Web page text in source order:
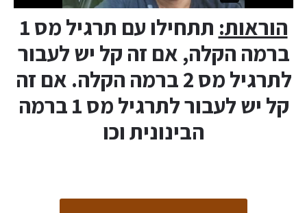
הוראות:
תתחילו עם תרגיל מס 1
ברמה הקלה, אם זה קל יש לעבור
לתרגיל מס 2 ברמה הקלה.
אם זה
קל יש לעבור לתרגיל מס 1 ברמה
הבינונית וכו